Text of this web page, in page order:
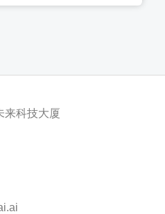
来科技大厦